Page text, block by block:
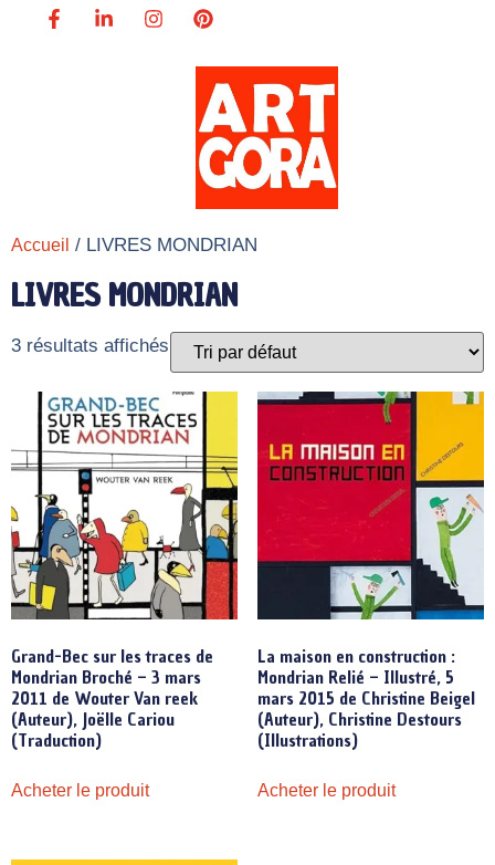
Accueil / LIVRES MONDRIAN
LIVRES MONDRIAN
3 résultats affichés
Grand-Bec sur les traces de
Mondrian Broché – 3 mars
2011 de Wouter Van reek
(Auteur), Joëlle Cariou
(Traduction)
Acheter le produit
La maison en construction :
Mondrian Relié – Illustré, 5
mars 2015 de Christine Beigel
(Auteur), Christine Destours
(Illustrations)
Acheter le produit